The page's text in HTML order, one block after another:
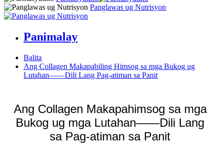
Panglawas ug Nutrisyon
Panimalay
Balita
Ang Collagen Makapabiling Himsog sa mga Bukog ug
Lutahan——Dili Lang Pag-atiman sa Panit
Ang Collagen Makapahimsog sa mga
Bukog ug mga Lutahan——Dili Lang
sa Pag-atiman sa Panit